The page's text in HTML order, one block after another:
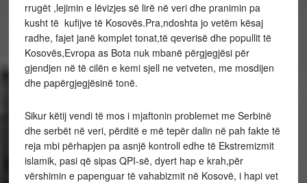
rrugët ,lejimin e lëvizjes së lirë në veri dhe pranimin pa
kusht të kufijve të Kosovës.Pra,ndoshta jo vetëm kësaj
radhe, fajet janë komplet tonat,të qeverisë dhe popullit të
Kosovës,Evropa as Bota nuk mbanë përgjegjësi për
gjendjen në të cilën e kemi sjell ne vetveten, me mosdijen
dhe papërgjegjësinë tonë.
Sikur këtij vendi të mos i mjaftonin problemet me Serbinë
dhe serbët në veri, përditë e më tepër dalin në pah fakte të
reja mbi përhapjen pa asnjë kontroll edhe të Ekstremizmit
islamik, pasi që sipas QPI-së, dyert hap e krah,për
vërshimin e papenguar të vahabizmit në Kosovë, i hapi vet